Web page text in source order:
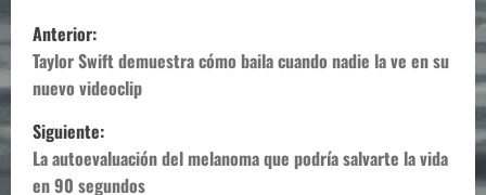
N
a
v
e
Anterior:
Taylor Swift demuestra cómo baila cuando nadie la ve en su
nuevo videoclip
Siguiente:
La autoevaluación del melanoma que podría salvarte la vida
en 90 segundos